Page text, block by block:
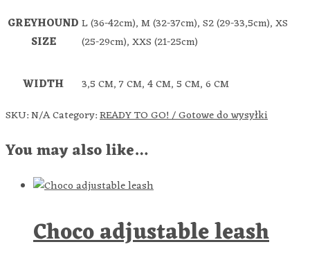
GREYHOUND
SIZE
L (36-42cm), M (32-37cm), S2 (29-33,5cm), XS
(25-29cm), XXS (21-25cm)
WIDTH
3,5 CM, 7 CM, 4 CM, 5 CM, 6 CM
SKU:N/ACategory:READY TO GO! / Gotowe do wysyłki
You may also like…
Choco adjustable leash